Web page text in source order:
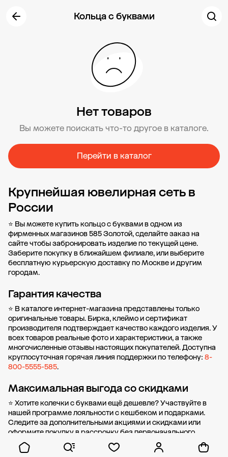
Кольца с буквами
Нет товаров
Вы можете поискать что-то другое в каталоге.
Перейти в каталог
Крупнейшая ювелирная сеть в
России
⭐ Вы можете купить кольцо с буквами в одном из
фирменных магазинов 585 Золотой, сделайте заказ на
сайте чтобы забронировать изделие по текущей цене.
Заберите покупку вближайшем филиале, или выберите
бесплатную курьерскую доставку по Москве и другим
городам.
Гарантия качества
⭐ В каталоге интернет-магазина представлены только
оригинальные товары. Бирка, клеймо и сертификат
производителя подтверждает качество каждого изделия. У
всех товаров реальные фото и характеристики, а также
многочисленные отзывы настоящих покупателей. Доступна
круглосуточная горячая линия поддержки по телефону: 8-
800-5555-585.
Максимальная выгода со скидками
⭐ Хотите колечки с буквами ещё дешевле? Участвуйте в
нашейпрограмме лояльностис кешбеком и подарками.
Следите за дополнительнымиакциями и скидкамиили
оформитепокупку в рассрочкубез первоначального
взноса от стоимости.